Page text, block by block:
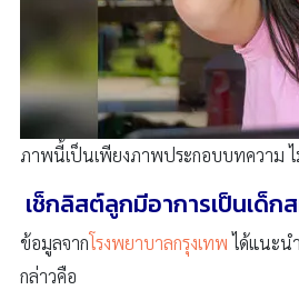
ภาพนี้เป็นเพียงภาพประกอบบทความ ไ
เช็กลิสต์ลูกมีอาการเป็นเด็ก
ข้อมูลจากโรงพยาบาลกรุงเทพได้แนะน
กล่าวคือ